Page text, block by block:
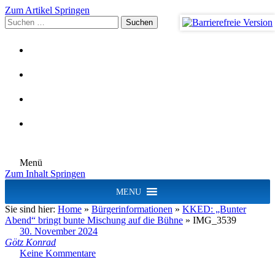
Zum Artikel Springen
Suchen
nach:
Menü
Zum Inhalt Springen
MENU
Sie sind hier: Home » Bürgerinformationen » KKED: „Bunter
Abend“ bringt bunte Mischung auf die Bühne » IMG_3539
30. November 2024
Götz Konrad
Keine Kommentare